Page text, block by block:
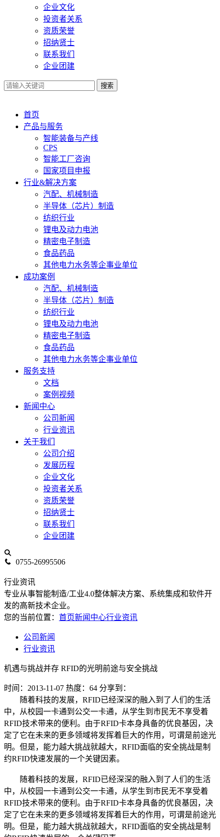
企业文化
投资者关系
资质荣誉
招纳贤士
联系我们
企业团建
搜索
首页
产品与服务
智能装备与产线
CPS
智能工厂咨询
国家项目申报
行业&解决方案
汽配、机械制造
半导体（芯片）制造
纺织行业
锂电及动力电池
精密电子制造
食品药品
其他电力水务等企事业单位
成功案例
汽配、机械制造
半导体（芯片）制造
纺织行业
锂电及动力电池
精密电子制造
食品药品
其他电力水务等企事业单位
服务支持
文档
案例视频
新闻中心
公司新闻
行业资讯
关于我们
公司介绍
发展历程
企业文化
投资者关系
资质荣誉
招纳贤士
联系我们
企业团建
0755-26995506
行业资讯
专业从事智能制造/工业4.0整体解决方案、系统集成和软件开
发的高新技术企业。
您的当前位置： 首页新闻中心行业资讯
公司新闻
行业资讯
机遇与挑战并存 RFID的光明前途与安全挑战
时间：2013-11-07 热度：64 分享到：
随着科技的发展，RFID已经深深的融入到了人们的生活
中，从校园一卡通到公交一卡通，从学生到市民无不享受着
RFID技术带来的便利。由于RFID卡本身具备的优良基因，决
定了它在未来的更多领域将发挥着巨大的作用，可谓是前途光
明。但是，能力越大挑战就越大，RFID面临的安全挑战是制
约RFID快速发展的一个关键因素。
随着科技的发展，RFID已经深深的融入到了人们的生活
中，从校园一卡通到公交一卡通，从学生到市民无不享受着
RFID技术带来的便利。由于RFID卡本身具备的优良基因，决
定了它在未来的更多领域将发挥着巨大的作用，可谓是前途光
明。但是，能力越大挑战就越大，RFID面临的安全挑战是制